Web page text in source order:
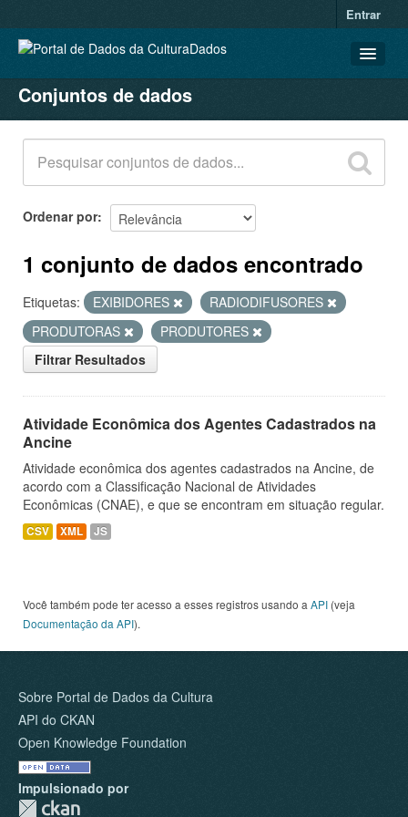
Entrar
CONJUNTOS DE DADOS
ORGANIZAÇÕES
GRUPOS
SOBRE
Conjuntos de dados
Ordenar por
1 conjunto de dados encontrado
Etiquetas: EXIBIDORES
RADIODIFUSORES
PRODUTORAS
PRODUTORES
Filtrar Resultados
Atividade Econômica dos Agentes Cadastrados na
Ancine
Atividade econômica dos agentes cadastrados na Ancine, de
acordo com a Classificação Nacional de Atividades
Econômicas (CNAE), e que se encontram em situação regular.
CSV XML JS
Você também pode ter acesso a esses registros usando a API (veja
Documentação da API).
Sobre Portal de Dados da Cultura
API do CKAN
Open Knowledge Foundation
Impulsionado por